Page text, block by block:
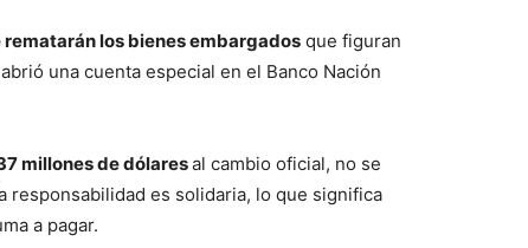
rematarán los bienes embargados que figuran
una cuenta especial en el Banco Nación
millones de dólaresal cambio oficial, no se
responsabilidad es solidaria, lo que significa
a pagar.